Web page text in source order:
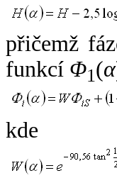
přičemž
funkcí Φ1(α
kde